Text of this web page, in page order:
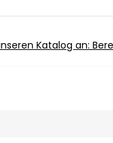
Katalog an: